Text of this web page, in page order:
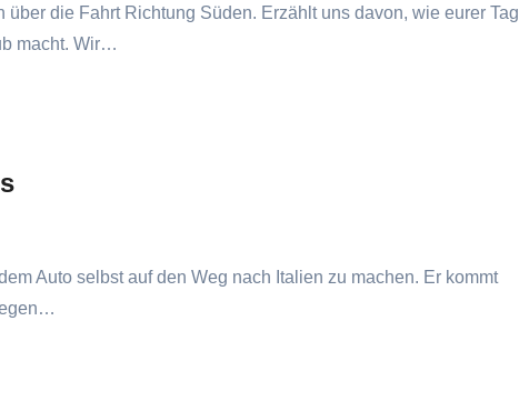
die Fahrt Richtung Süden. Erzählt uns davon, wie eurer Tag
macht. Wir…
Auto selbst auf den Weg nach Italien zu machen. Er kommt